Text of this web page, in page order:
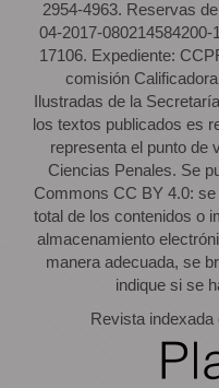
2954-4963. Reservas
04-2017-
17106. Expediente:
comisión
Ilustradas de la
los textos publicados es
representa el punto de
Ciencias Penales. Se
Commons CC BY 4.0:
total de los contenidos o
almacenamiento
manera adecuada, se
indique si se
Revista indexada